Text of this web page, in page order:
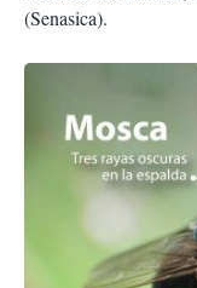
(Senasica).